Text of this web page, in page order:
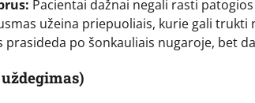
Pacientai dažnai negali rasti
užeina priepuoliais, kurie gali trukti
prasideda po šonkauliais nugaroje, bet